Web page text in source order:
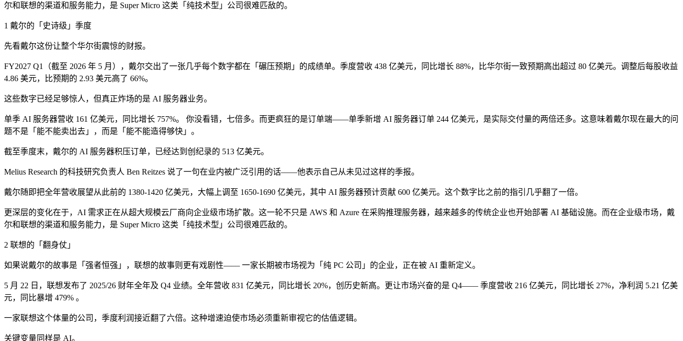
尔和联想的渠道和服务能力，是 Super Micro 这类「纯技术型」公司很难匹敌的。
1 戴尔的「史诗级」季度
先看戴尔这份让整个华尔街震惊的财报。
FY2027 Q1（截至 2026 年 5 月），戴尔交出了一张几乎每个数字都在「碾压预期」的成绩单。季度营收 438 亿美元，同比增长 88%，比华尔街一致预期高出超过 80 亿美元。调整后每股收益
4.86 美元，比预期的 2.93 美元高了 66%。
这些数字已经足够惊人，但真正炸场的是 AI 服务器业务。
单季 AI 服务器营收 161 亿美元，同比增长 757%。 你没看错，七倍多。而更疯狂的是订单端——单季新增 AI 服务器订单 244 亿美元，是实际交付量的两倍还多。这意味着戴尔现在最大的问
题不是「能不能卖出去」，而是「能不能造得够快」。
截至季度末，戴尔的 AI 服务器积压订单，已经达到创纪录的 513 亿美元。
Melius Research 的科技研究负责人 Ben Reitzes 说了一句在业内被广泛引用的话——他表示自己从未见过这样的季报。
戴尔随即把全年营收展望从此前的 1380-1420 亿美元，大幅上调至 1650-1690 亿美元，其中 AI 服务器预计贡献 600 亿美元。这个数字比之前的指引几乎翻了一倍。
更深层的变化在于，AI 需求正在从超大规模云厂商向企业级市场扩散。这一轮不只是 AWS 和 Azure 在采购推理服务器，越来越多的传统企业也开始部署 AI 基础设施。而在企业级市场，戴
尔和联想的渠道和服务能力，是 Super Micro 这类「纯技术型」公司很难匹敌的。
2 联想的「翻身仗」
如果说戴尔的故事是「强者恒强」，联想的故事则更有戏剧性—— 一家长期被市场视为「纯 PC 公司」的企业，正在被 AI 重新定义。
5 月 22 日，联想发布了 2025/26 财年全年及 Q4 业绩。全年营收 831 亿美元，同比增长 20%，创历史新高。更让市场兴奋的是 Q4—— 季度营收 216 亿美元，同比增长 27%，净利润 5.21 亿美
元，同比暴增 479% 。
一家联想这个体量的公司，季度利润接近翻了六倍。这种增速迫使市场必须重新审视它的估值逻辑。
关键变量同样是 AI。